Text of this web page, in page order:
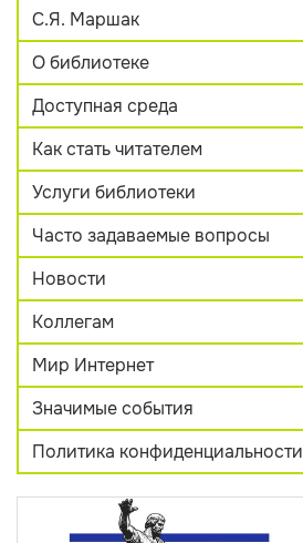
С.Я. Маршак
О библиотеке
Доступная среда
Как стать читателем
Услуги библиотеки
Часто задаваемые вопросы
Новости
Коллегам
Мир Интернет
Значимые события
Политика конфиденциальности